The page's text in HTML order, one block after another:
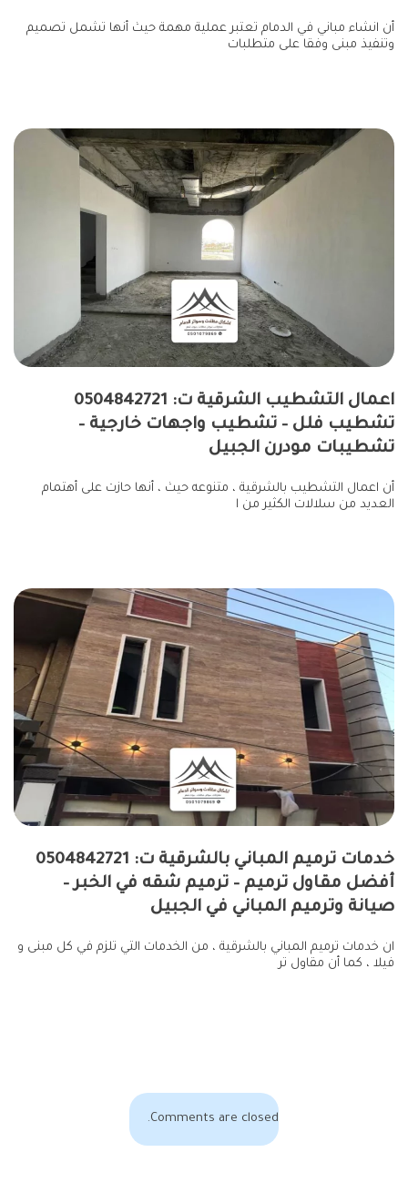
أن انشاء مباني في الدمام تعتبر عملية مهمة حيث أنها تشمل تصميم
وتنفيذ مبنى وفقا على متطلبات
اعمال التشطيب الشرقية ت: 0504842721
تشطيب فلل – تشطيب واجهات خارجية –
تشطيبات مودرن الجبيل
أن اعمال التشطيب بالشرقية ، متنوعه حيث ، أنها حازت على أهتمام
العديد من سلالات الكثير من ا
خدمات ترميم المباني بالشرقية ت: 0504842721
أفضل مقاول ترميم – ترميم شقه في الخبر –
صيانة وترميم المباني في الجبيل
ان خدمات ترميم المباني بالشرقية ، من الخدمات التي تلزم في كل مبنى و
فيلا ، كما أن مقاول تر
Comments are closed.